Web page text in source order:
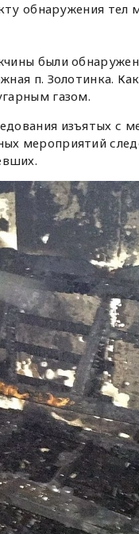
обнаружения
были
п. Золотинка.
газом.
изъятых с
мероприятий